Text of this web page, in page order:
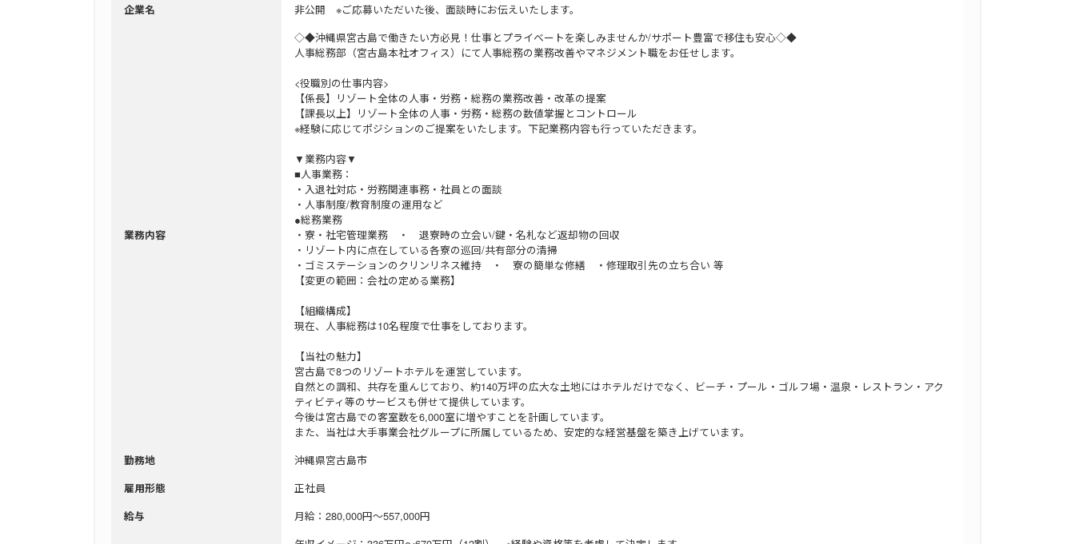
企業名 非公開 ※ご応募いただいた後、面談時にお伝えいたします。
業務内容
◇◆沖縄県宮古島で働きたい方必見！仕事とプライベートを楽しみませんか/サポート豊富で移住も安心◇◆
人事総務部（宮古島本社オフィス）にて人事総務の業務改善やマネジメント職をお任せします。
<役職別の仕事内容>
【係長】リゾート全体の人事・労務・総務の業務改善・改革の提案
【課長以上】リゾート全体の人事・労務・総務の数値掌握とコントロール
※経験に応じてポジションのご提案をいたします。下記業務内容も行っていただきます。
▼業務内容▼
■人事業務：
・入退社対応・労務関連事務・社員との面談
・人事制度/教育制度の運用など
●総務業務
・寮・社宅管理業務 ・ 退寮時の立会い/鍵・名札など返却物の回収
・リゾート内に点在している各寮の巡回/共有部分の清掃
・ゴミステーションのクリンリネス維持 ・ 寮の簡単な修繕 ・修理取引先の立ち合い 等
【変更の範囲：会社の定める業務】
【組織構成】
現在、人事総務は10名程度で仕事をしております。
【当社の魅力】
宮古島で8つのリゾートホテルを運営しています。
自然との調和、共存を重んじており、約140万坪の広大な土地にはホテルだけでなく、ビーチ・プール・ゴルフ場・温泉・レストラン・アク
ティビティ等のサービスも併せて提供しています。
今後は宮古島での客室数を6,000室に増やすことを計画しています。
また、当社は大手事業会社グループに所属しているため、安定的な経営基盤を築き上げています。
勤務地 沖縄県宮古島市
雇用形態 正社員
給与 月給：280,000円～557,000円